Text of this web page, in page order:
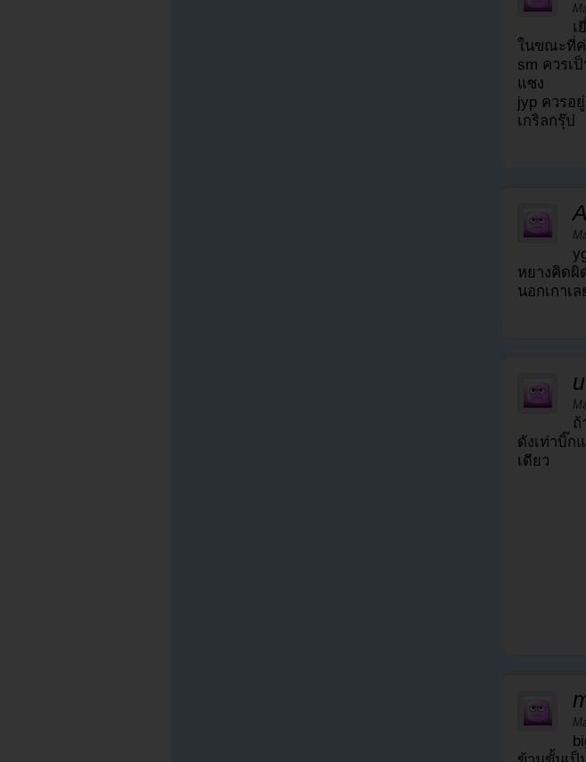
เ
ในขณะที่ค่
sm ควรเ
แซง
jyp ควรอ
เกริลกรุ๊ป
หยางคิดผิ
นอกเกาเล
ถ้
ดังเท่าบิ๊ก
เดียว